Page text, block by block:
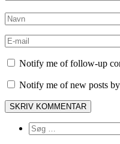
Notify me of follow-up
Notify me of new posts
Søg
efter: